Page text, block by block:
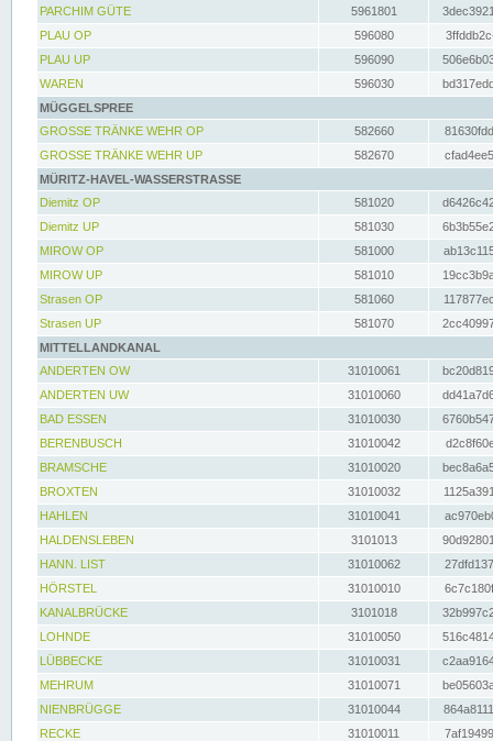
PARCHIM GÜTE
5961801
PLAU OP
596080
PLAU UP
596090
WAREN
596030
MÜGGELSPREE
GROSSE TRÄNKE WEHR OP
582660
GROSSE TRÄNKE WEHR UP
582670
MÜRITZ-HAVEL-WASSERSTRASSE
Diemitz OP
581020
Diemitz UP
581030
MIROW OP
581000
MIROW UP
581010
Strasen OP
581060
Strasen UP
581070
MITTELLANDKANAL
ANDERTEN OW
31010061
ANDERTEN UW
31010060
BAD ESSEN
31010030
BERENBUSCH
31010042
BRAMSCHE
31010020
BROXTEN
31010032
HAHLEN
31010041
HALDENSLEBEN
3101013
HANN. LIST
31010062
HÖRSTEL
31010010
KANALBRÜCKE
3101018
LOHNDE
31010050
LÜBBECKE
31010031
MEHRUM
31010071
NIENBRÜGGE
31010044
RECKE
31010011